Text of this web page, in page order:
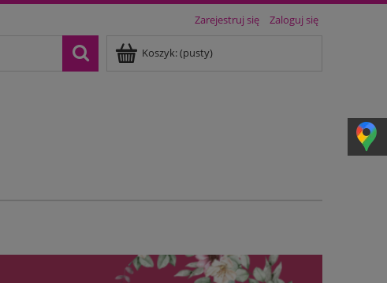
Zarejestruj się Zaloguj się
Koszyk:(pusty)